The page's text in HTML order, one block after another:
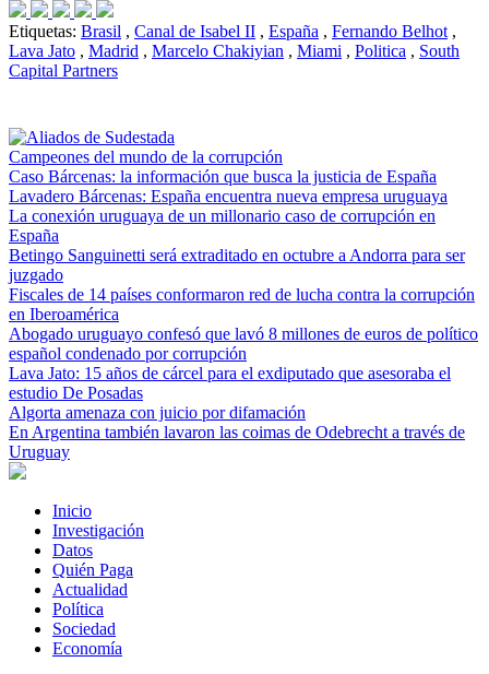
Etiquetas: Brasil , Canal de Isabel II , España , Fernando Belhot ,
Lava Jato , Madrid , Marcelo Chakiyian , Miami , Politica , South
Capital Partners
Campeones del mundo de la corrupción
Caso Bárcenas: la información que busca la justicia de España
Lavadero Bárcenas: España encuentra nueva empresa uruguaya
La conexión uruguaya de un millonario caso de corrupción en
España
Betingo Sanguinetti será extraditado en octubre a Andorra para ser
juzgado
Fiscales de 14 países conformaron red de lucha contra la corrupción
en Iberoamérica
Abogado uruguayo confesó que lavó 8 millones de euros de político
español condenado por corrupción
Lava Jato: 15 años de cárcel para el exdiputado que asesoraba el
estudio De Posadas
Algorta amenaza con juicio por difamación
En Argentina también lavaron las coimas de Odebrecht a través de
Uruguay
Inicio
Investigación
Datos
Quién Paga
Actualidad
Política
Sociedad
Economía